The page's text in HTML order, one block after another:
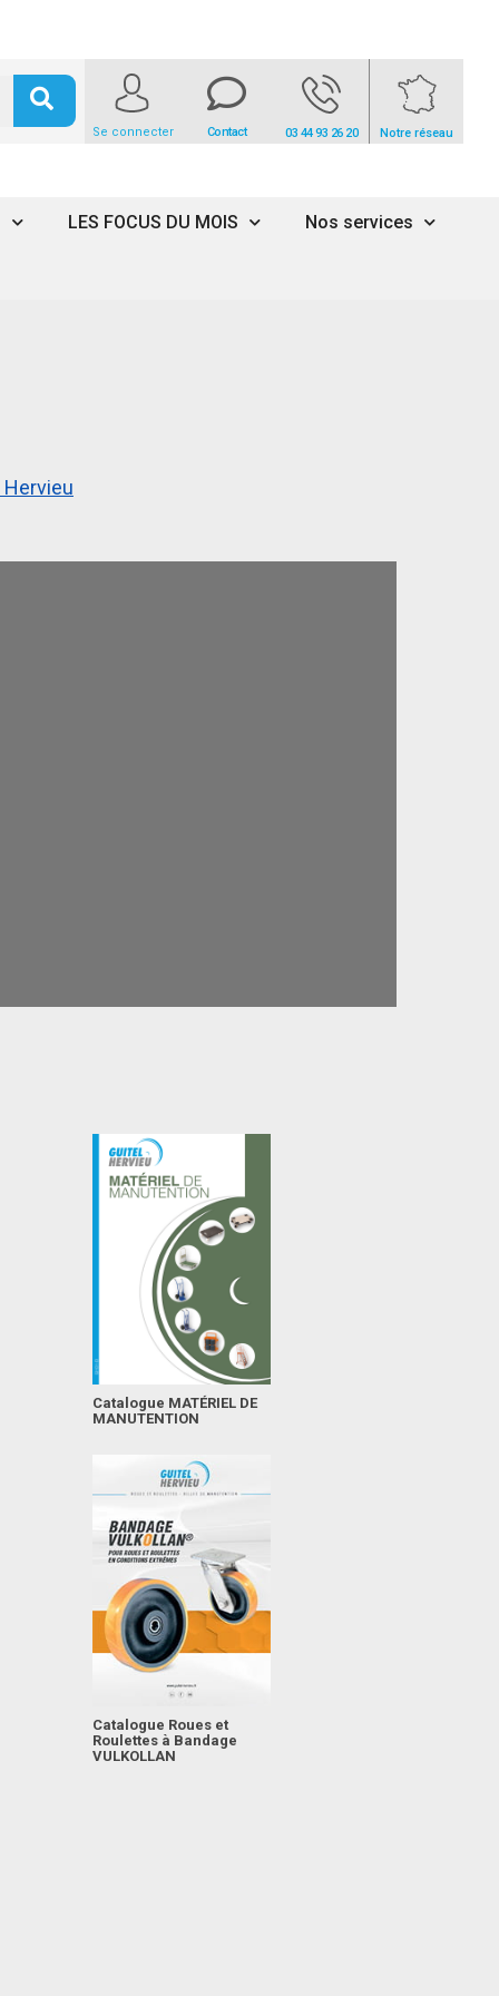
Se connecter Contact 03 44 93 26 20 Notre réseau
LES FOCUS DU MOIS Nos services
Hervieu
Catalogue MATÉRIEL DE
MANUTENTION
Catalogue Roues et
Roulettes à Bandage
VULKOLLAN